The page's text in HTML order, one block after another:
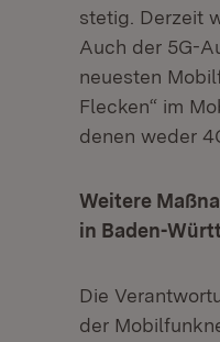
stetig. Derzeit
Auch der 5G-
neuesten
Flecken“ im
denen weder
Weitere
in Baden-
Die
der